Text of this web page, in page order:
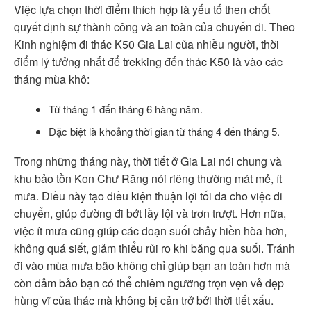
Việc lựa chọn thời điểm thích hợp là yếu tố then chốt
quyết định sự thành công và an toàn của chuyến đi. Theo
Kinh nghiệm đi thác K50 Gia Lai của nhiều người, thời
điểm lý tưởng nhất để trekking đến thác K50 là vào các
tháng mùa khô:
Từ tháng 1 đến tháng 6 hàng năm.
Đặc biệt là khoảng thời gian từ tháng 4 đến tháng 5.
Trong những tháng này, thời tiết ở Gia Lai nói chung và
khu bảo tồn Kon Chư Răng nói riêng thường mát mẻ, ít
mưa. Điều này tạo điều kiện thuận lợi tối đa cho việc di
chuyển, giúp đường đi bớt lầy lội và trơn trượt. Hơn nữa,
việc ít mưa cũng giúp các đoạn suối chảy hiền hòa hơn,
không quá siết, giảm thiểu rủi ro khi băng qua suối. Tránh
đi vào mùa mưa bão không chỉ giúp bạn an toàn hơn mà
còn đảm bảo bạn có thể chiêm ngưỡng trọn vẹn vẻ đẹp
hùng vĩ của thác mà không bị cản trở bởi thời tiết xấu.